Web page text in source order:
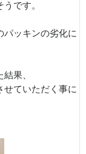
です。
パッキンの劣化に
果、
せていただく事に